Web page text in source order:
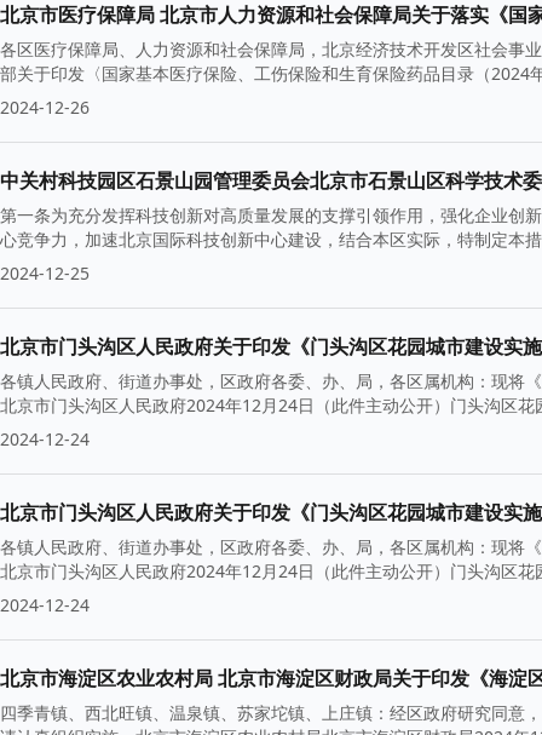
各区医疗保障局、人力资源和社会保障局，北京经济技术开发区社会事
部关于印发〈国家基本医疗保险、工伤保险和生育保险药品目录（
2024-12-26
第一条为充分发挥科技创新对高质量发展的支撑引领作用，强化企业创
心竞争力，加速北京国际科技创新中心建设，结合本区实际，特制定本
2024-12-25
北京市门头沟区人民政府关于印发《门头沟区花园城市建设实
各镇人民政府、街道办事处，区政府各委、办、局，各区属机构：现将
北京市门头沟区人民政府2024年12月24日（此件主动公开）门头沟区
2024-12-24
北京市门头沟区人民政府关于印发《门头沟区花园城市建设实
各镇人民政府、街道办事处，区政府各委、办、局，各区属机构：现将
北京市门头沟区人民政府2024年12月24日（此件主动公开）门头沟区
2024-12-24
北京市海淀区农业农村局 北京市海淀区财政局关于印发《海淀
四季青镇、西北旺镇、温泉镇、苏家坨镇、上庄镇：经区政府研究同意